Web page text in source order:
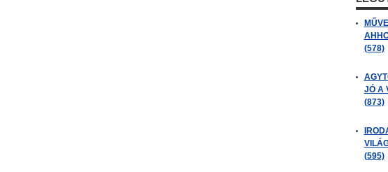
(578)
JÓ A
(873)
(595)